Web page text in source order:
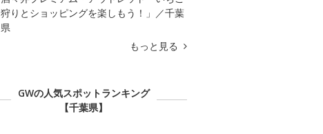
狩りとショッピングを楽しもう！」／千葉
県
もっと見る
GWの人気スポットランキング
【千葉県】